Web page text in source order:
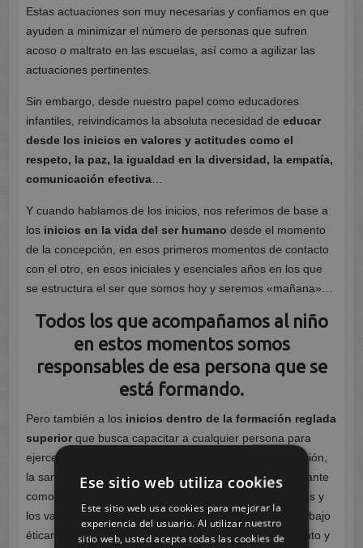
Estas actuaciones son muy necesarias y confiamos en que
ayuden a minimizar el número de personas que sufren
acoso o maltrato en las escuelas, así como a agilizar las
actuaciones pertinentes.
Sin embargo, desde nuestro papel como educadores
infantiles, reivindicamos la absoluta necesidad de educar
desde los inicios en valores y actitudes como el
respeto, la paz, la igualdad en la diversidad, la empatía,
comunicación efectiva…
Y cuando hablamos de los inicios, nos referimos de base a
los inicios en la vida del ser humano desde el momento
de la concepción, en esos primeros momentos de contacto
con el otro, en esos iniciales y esenciales años en los que
se estructura el ser que somos hoy y seremos «mañana»…
Todos los que acompañamos al niño
en estos momentos somos
responsables de esa persona que se
está formando.
Pero también a los inicios dentro de la formación reglada
superiorque busca capacitar a cualquier persona para
ejercer su profesión dentro de ámbitos como la educación,
la sanidad, los servicios sociales, etc. En ella, tan relevante
como los conocimientos, es el trabajar las competencias y
los valores que nos van a capacitar para realizar un trabajo
éticamente irreprochable, un trabajo de acompañamiento y
Ese sitio web utiliza cookies
Este sitio web usa cookies para mejorar la
experiencia del usuario. Al utilizar nuestro
sitio web, usted acepta todas las cookies de